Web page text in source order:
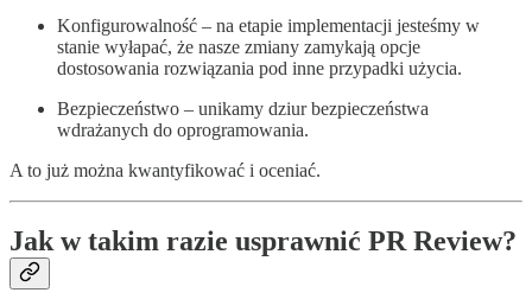
Konfigurowalność – na etapie implementacji jesteśmy w
stanie wyłapać, że nasze zmiany zamykają opcje
dostosowania rozwiązania pod inne przypadki użycia.
Bezpieczeństwo – unikamy dziur bezpieczeństwa
wdrażanych do oprogramowania.
A to już można kwantyfikować i oceniać.
Jak w takim razie usprawnić PR Review?